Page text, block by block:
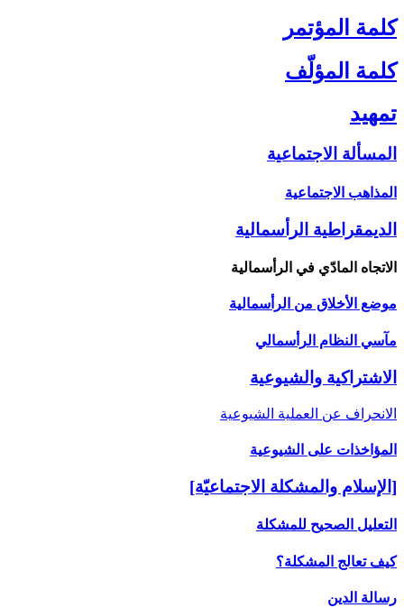
كلمة المؤتمر
كلمة المؤلّف‏
تمهيد
المسألة الاجتماعية
المذاهب الاجتماعية
الديمقراطية الرأسمالية
الاتجاه المادّي في الرأسمالية
موضع الأخلاق من الرأسمالية
مآسي النظام الرأسمالي
الاشتراكية والشيوعية
الانحراف عن العملية الشيوعية
المؤاخذات على الشيوعية
[الإسلام والمشكلة الاجتماعيّة]
التعليل الصحيح للمشكلة
كيف تعالج المشكلة؟
رسالة الدين